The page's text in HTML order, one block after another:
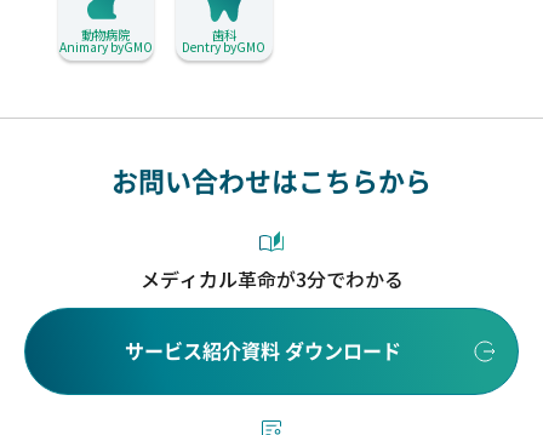
動物病院
Animary byGMO
歯科
Dentry byGMO
お問い合わせはこちらから
メディカル革命が3分でわかる
サービス紹介資料 ダウンロード